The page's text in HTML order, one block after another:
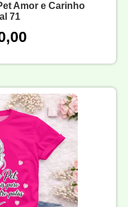
Amor e Carinho
71